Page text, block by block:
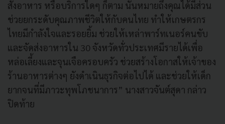
สั่งอาหาร หรือบริการใดๆ ก็ตาม นั่นหมายถึงคุณได้มีส่วน
ช่วยยกระดับคุณภาพชีวิตให้กับคนไทย ทำให้เกษตรกร
ไทยมีกำลังใจและรอยยิ้ม ช่วยให้เหล่าพาร์ทเนอร์คนขับ
และจัดส่งอาหารใน 30 จังหวัดทั่วประเทศมีรายได้เพื่อ
หล่อเลี้ยงและจุนเจือครอบครัว ช่วยสร้างโอกาสให้เจ้าของ
ร้านอาหารต่างๆ ยังดำเนินธุรกิจต่อไปได้ และช่วยให้เด็ก
ยากจนที่มีภาวะทุพโภชนาการ” นางสาวจันต์สุดา กล่าว
ปิดท้าย